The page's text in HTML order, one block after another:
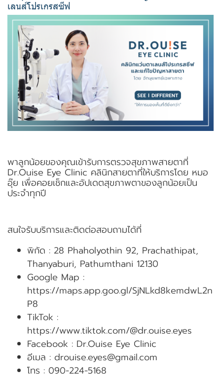
เลนส์โปรเกรสซีฟ
พาลูกน้อยของคุณเข้ารับการตรวจสุขภาพสายตาที่
Dr.Ouise Eye Clinic คลินิกสายตาที่ให้บริการโดย หมอ
อุ๊ย เพื่อคอยเช็กและอัปเดตสุขภาพตาของลูกน้อยเป็น
ประจำทุกปี
สนใจรับบริการและติดต่อสอบถามได้ที่
พิกัด : 28 Phaholyothin 92, Prachathipat,
Thanyaburi, Pathumthani 12130
Google Map :
https://maps.app.goo.gl/SjNLkd8kemdwL2n
P8
TikTok :
https://www.tiktok.com/@dr.ouise.eyes
Facebook : Dr.Ouise Eye Clinic
อีเมล : drouise.eyes@gmail.com
โทร : 090-224-5168